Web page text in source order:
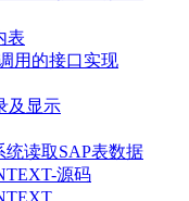
表
用的接口实现
及显示
读取SAP表数据
源码